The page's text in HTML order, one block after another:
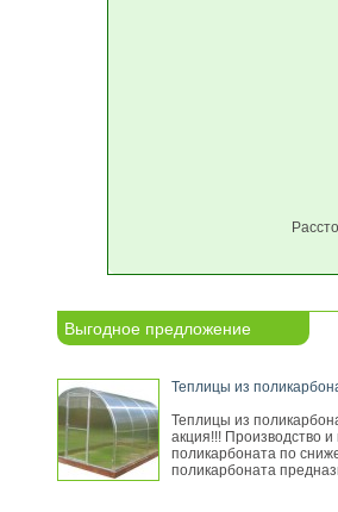
Выгодное предложение
Теплицы из
Теплицы из
акция!!! Производство
поликарбоната по
поликарбоната